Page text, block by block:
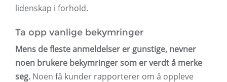
lidenskap i forhold.
Ta opp vanlige bekymringer
Mens de fleste anmeldelser er gunstige, nevner
noen brukere bekymringer som er verdt å merke
seg. Noen få kunder rapporterer om å oppleve